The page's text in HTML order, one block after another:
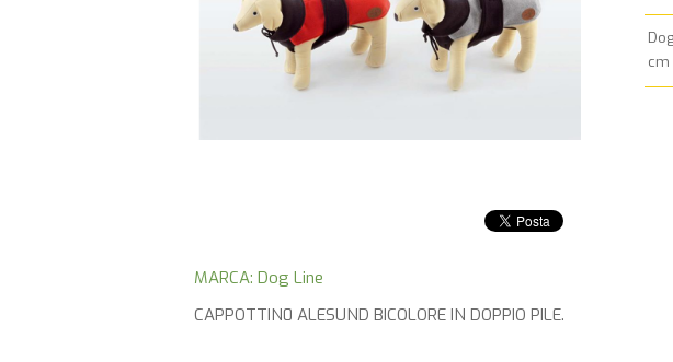
cm
MARCA: Dog Line
CAPPOTTIN0 ALESUND BICOLORE IN DOPPIO PILE.